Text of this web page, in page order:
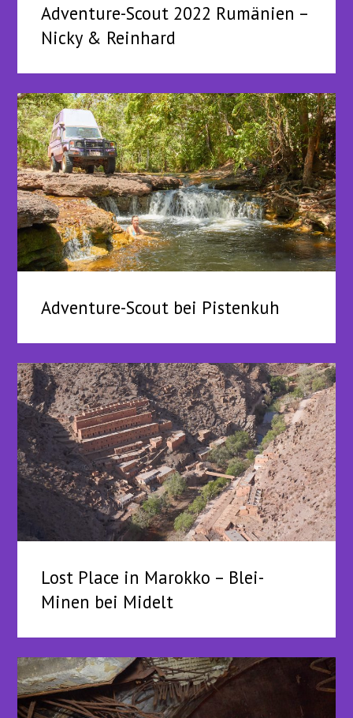
Adventure-Scout 2022 Rumänien –
Nicky & Reinhard
Adventure-Scout bei Pistenkuh
Lost Place in Marokko – Blei-
Minen bei Midelt